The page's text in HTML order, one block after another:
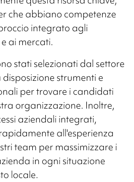
che abbiano competenze
integrato agli
ai mercati.
stati selezionati dal settore
strumenti e
per trovare i candidati
organizzazione. Inoltre,
aziendali integrati,
all'esperienza
team per massimizzare i
in ogni situazione
locale.